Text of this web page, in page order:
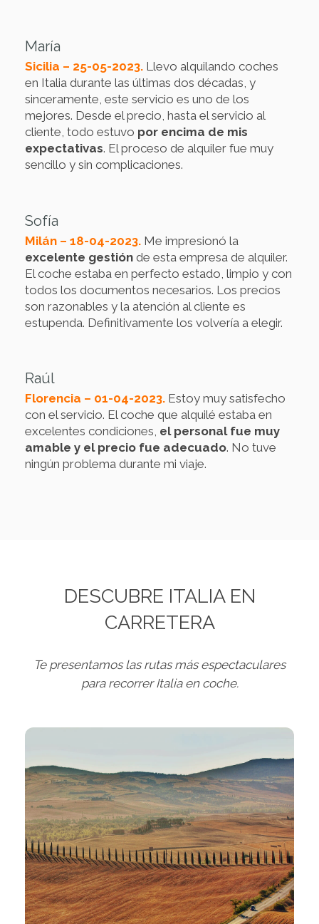
María
Sicilia – 25-05-2023. Llevo alquilando coches
en Italia durante las últimas dos décadas, y
sinceramente, este servicio es uno de los
mejores. Desde el precio, hasta el servicio al
cliente, todo estuvo por encima de mis
expectativas. El proceso de alquiler fue muy
sencillo y sin complicaciones.
Sofía
Milán – 18-04-2023. Me impresionó la
excelente gestión de esta empresa de alquiler.
El coche estaba en perfecto estado, limpio y con
todos los documentos necesarios. Los precios
son razonables y la atención al cliente es
estupenda. Definitivamente los volvería a elegir.
Raúl
Florencia – 01-04-2023. Estoy muy satisfecho
con el servicio. El coche que alquilé estaba en
excelentes condiciones, el personal fue muy
amable y el precio fue adecuado. No tuve
ningún problema durante mi viaje.
DESCUBRE ITALIA EN
CARRETERA
Te presentamos las rutas más espectaculares
para recorrer Italia en coche.